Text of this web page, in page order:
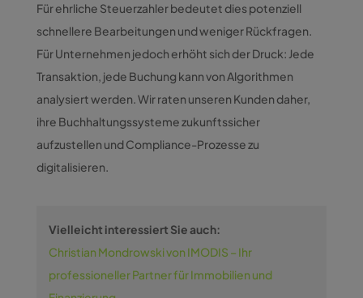
Für ehrliche Steuerzahler bedeutet dies potenziell
schnellere Bearbeitungen und weniger Rückfragen.
Für Unternehmen jedoch erhöht sich der Druck: Jede
Transaktion, jede Buchung kann von Algorithmen
analysiert werden. Wir raten unseren Kunden daher,
ihre Buchhaltungssysteme zukunftssicher
aufzustellen und Compliance-Prozesse zu
digitalisieren.
Vielleicht interessiert Sie auch:
Christian Mondrowski von IMODIS – Ihr
professioneller Partner für Immobilien und